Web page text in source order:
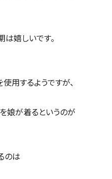
嬉しいです。
用するようですが、
娘が着るというのが
のは